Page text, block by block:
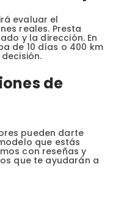
evaluar el
reales. Presta
y la dirección. En
de 10 días o 400 km
de
pueden darte
que estás
con reseñas y
que te ayudarán a